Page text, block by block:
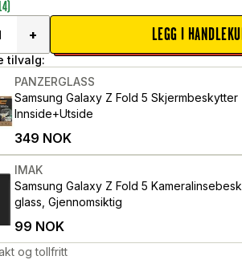
+ LEGG I
tilvalg:
PANZERGLASS
Samsung Galaxy Z Fold 5 Skjermbeskytter
Innside+Utside
349 NOK
IMAK
Samsung Galaxy Z Fold 5
glass, Gjennomsiktig
99 NOK
og tollfritt